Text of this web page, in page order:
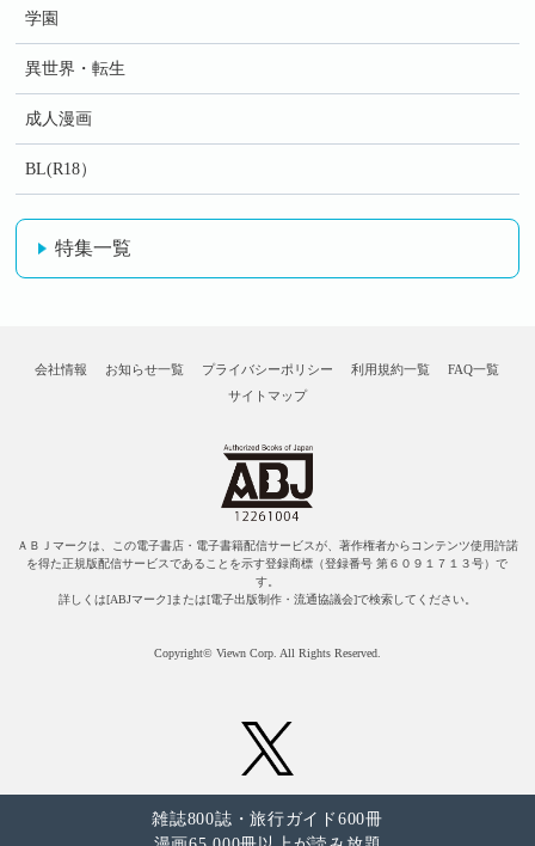
学園
異世界・転生
成人漫画
BL(R18）
特集一覧
会社情報 お知らせ一覧 プライバシーポリシー 利用規約一覧
FAQ一覧
サイトマップ
ＡＢＪマークは、この電子書店・電子書籍配信サービスが、著作権者からコンテンツ使用許諾
を得た正規版配信サービスであることを示す登録商標（登録番号 第６０９１７１３号）で
す。
詳しくは[ABJマーク]または[電子出版制作・流通協議会]で検索してください。
Copyright© Viewn Corp. All Rights Reserved.
雑誌800誌・旅行ガイド600冊